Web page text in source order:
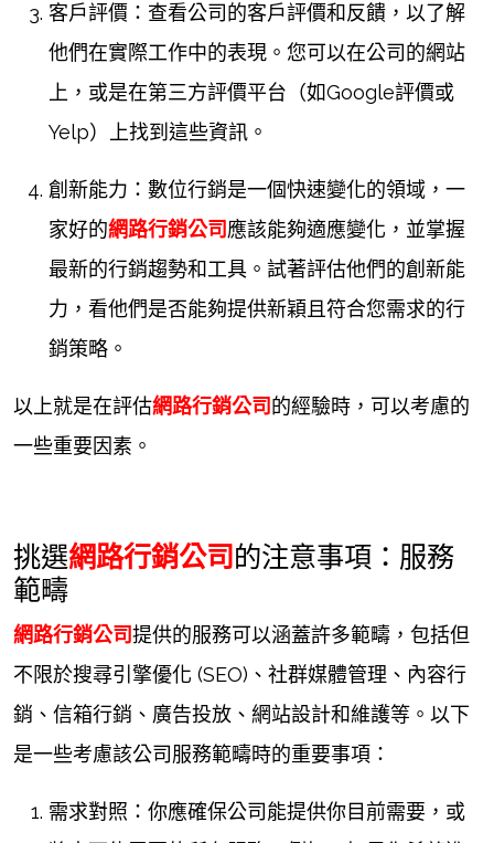
客戶評價：查看公司的客戶評價和反饋，以了解
他們在實際工作中的表現。您可以在公司的網站
上，或是在第三方評價平台（如Google評價或
Yelp）上找到這些資訊。
創新能力：數位行銷是一個快速變化的領域，一
家好的網路行銷公司應該能夠適應變化，並掌握
最新的行銷趨勢和工具。試著評估他們的創新能
力，看他們是否能夠提供新穎且符合您需求的行
銷策略。
以上就是在評估網路行銷公司的經驗時，可以考慮的
一些重要因素。
挑選網路行銷公司 的注意事項：服務
範疇
網路行銷公司提供的服務可以涵蓋許多範疇，包括但
不限於搜尋引擎優化 (SEO)、社群媒體管理、內容行
銷、信箱行銷、廣告投放、網站設計和維護等。以下
是一些考慮該公司服務範疇時的重要事項：
需求對照：你應確保公司能提供你目前需要，或